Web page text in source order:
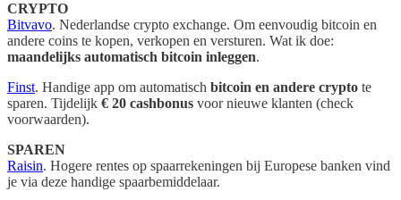
CRYPTO
Bitvavo. Nederlandse crypto exchange. Om eenvoudig bitcoin en
andere coins te kopen, verkopen en versturen. Wat ik doe:
maandelijks automatisch bitcoin inleggen.
Finst. Handige app om automatisch bitcoin en andere crypto te
sparen. Tijdelijk € 20 cashbonus voor nieuwe klanten (check
voorwaarden).
SPAREN
Raisin. Hogere rentes op spaarrekeningen bij Europese banken vind
je via deze handige spaarbemiddelaar.